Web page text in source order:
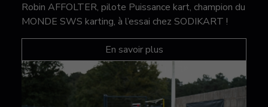
Robin AFFOLTER, pilote Puissance kart, champion du
MONDE SWS karting, à l’essai chez SODIKART !
En savoir plus